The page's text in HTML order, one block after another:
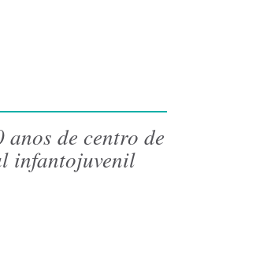
de centro de
infantojuvenil